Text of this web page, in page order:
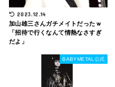
2023.12.14
加山雄三さんガチメイトだったｗ
「招待で行くなんて情熱なさすぎ
だよ」
BABYMETAL公式